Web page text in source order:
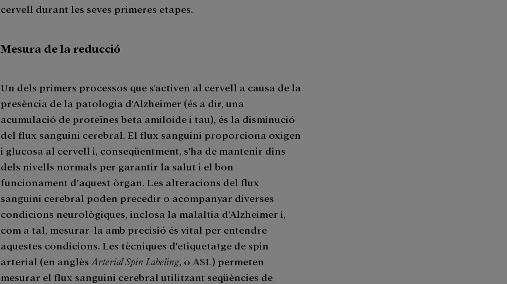
cervell durant les seves primeres etapes.
Mesura de la reducció
Un dels primers processos que s'activen al cervell a causa de la
presència de la patologia d'Alzheimer (és a dir, una
acumulació de proteïnes beta amiloide i tau), és la disminució
del flux sanguini cerebral. El flux sanguini proporciona oxigen
i glucosa al cervell i, conseqüentment, s'ha de mantenir dins
dels nivells normals per garantir la salut i el bon
funcionament d’aquest òrgan. Les alteracions del flux
sanguini cerebral poden precedir o acompanyar diverses
condicions neurològiques, inclosa la malaltia d'Alzheimer i,
com a tal, mesurar-la amb precisió és vital per entendre
aquestes condicions. Les tècniques d'etiquetatge de spin
arterial (en anglès Arterial Spin Labeling, o ASL) permeten
mesurar el flux sanguini cerebral utilitzant seqüències de